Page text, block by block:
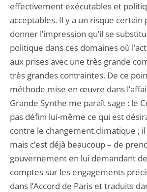
effectivement exécutables et
acceptables. Il y a un risque certain
donner l’impression qu’il se
politique dans ces domaines où
aux prises avec une très grande
très grandes contraintes. De ce
méthode mise en œuvre dans
Grande Synthe me paraît sage : le
pas défini lui-même ce qui est
contre le changement climatique ; il
mais c’est déjà beaucoup – de
gouvernement en lui demandant
comptes sur les engagements
dans l’Accord de Paris et traduits